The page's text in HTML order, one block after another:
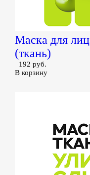
Маска для
(ткань)
192 руб.
В корзину